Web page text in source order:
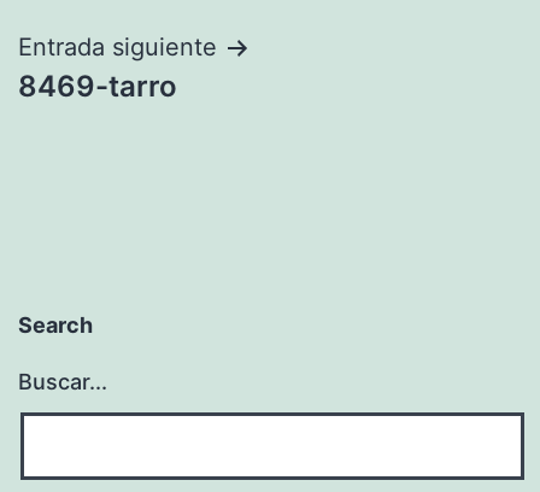
Navegación
de
Entrada siguiente
8469-tarro
Search
Buscar...